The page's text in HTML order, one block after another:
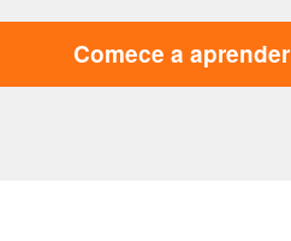
Comece a aprender